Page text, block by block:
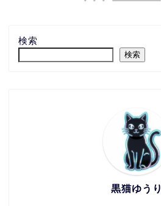
検索
検索
黒猫ゆうり